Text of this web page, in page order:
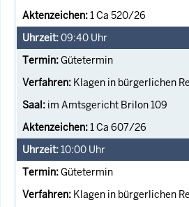
1 Ca 520/26
09:40 Uhr
Gütetermin
Klagen in bürgerlichen
im Amtsgericht Brilon 109
1 Ca 607/26
10:00 Uhr
Gütetermin
Klagen in bürgerlichen